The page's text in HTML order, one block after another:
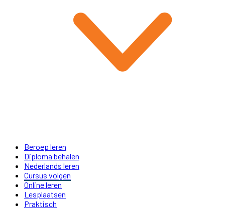
Beroep leren
Diploma behalen
Nederlands leren
Cursus volgen
Online leren
Lesplaatsen
Praktisch